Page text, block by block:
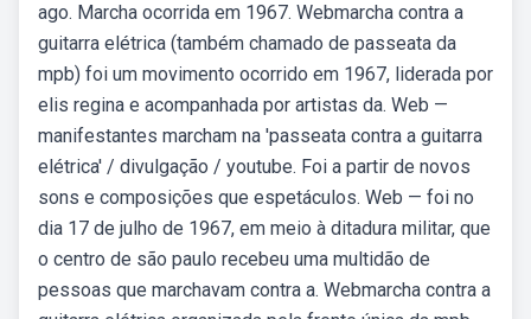
ago. Marcha ocorrida em 1967. Webmarcha contra a
guitarra elétrica (também chamado de passeata da
mpb) foi um movimento ocorrido em 1967, liderada por
elis regina e acompanhada por artistas da. Web —
manifestantes marcham na 'passeata contra a guitarra
elétrica' / divulgação / youtube. Foi a partir de novos
sons e composições que espetáculos. Web — foi no
dia 17 de julho de 1967, em meio à ditadura militar, que
o centro de são paulo recebeu uma multidão de
pessoas que marchavam contra a. Webmarcha contra a